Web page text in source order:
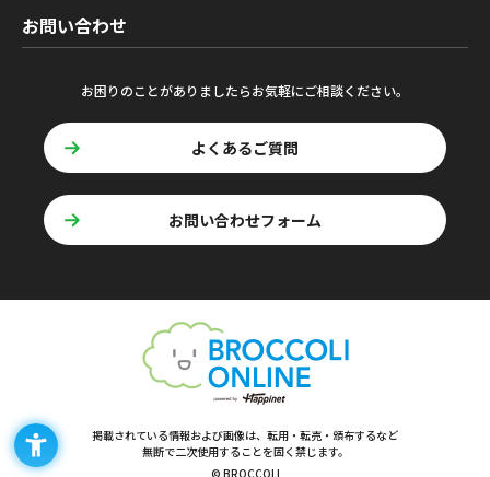
お問い合わせ
お困りのことがありましたらお気軽にご相談ください。
よくあるご質問
お問い合わせフォーム
掲載されている情報および画像は、転用・転売・頒布するなど
無断で二次使用することを固く禁じます。
© BROCCOLI